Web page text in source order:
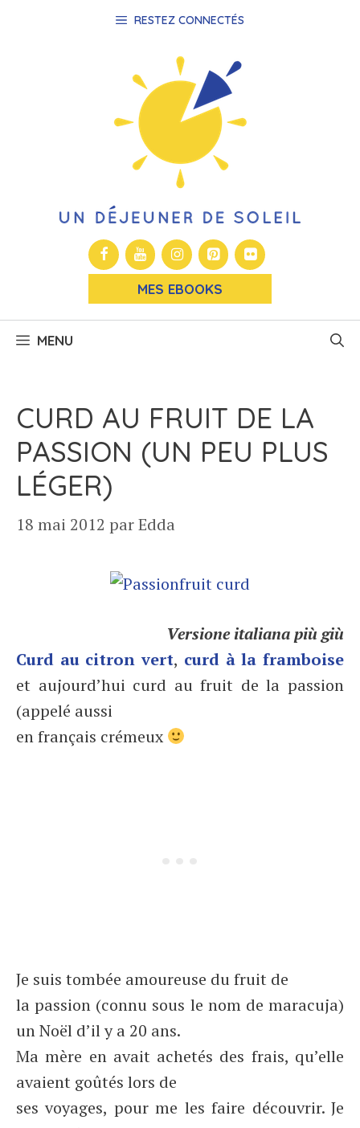
RESTEZ CONNECTÉS
MES EBOOKS
MENU
CURD AU FRUIT DE LA
PASSION (UN PEU PLUS
LÉGER)
18 mai 2012 parEdda
Versione italiana più giù
Curd au citron vert, curd à la framboise
et aujourd’hui curd au fruit de la passion
(appelé aussi
en français crémeux
Je suis tombée amoureuse du fruit de
la passion (connu sous le nom de maracuja)
un Noël d’il y a 20 ans.
Ma mère en avait achetés des frais, qu’elle
avaient goûtés lors de
ses voyages, pour me les faire découvrir. Je